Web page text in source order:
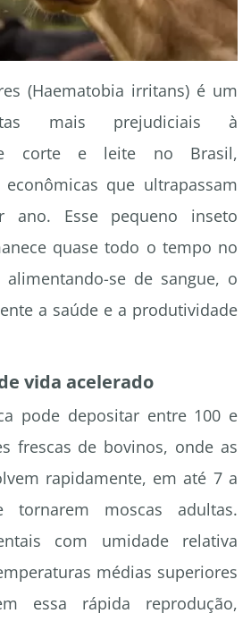
(Haematobia irritans) é um
mais prejudiciais à
corte e leite no Brasil,
que ultrapassam
Esse pequeno inseto
quase todo o tempo no
se de sangue, o
a saúde e a produtividade
vida acelerado
pode depositar entre 100 e
frescas de bovinos, onde as
rapidamente, em até 7 a
moscas adultas.
com umidade relativa
médias superiores
essa rápida reprodução,